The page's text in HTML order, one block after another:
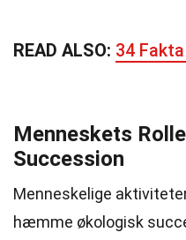
READ ALSO: 34
Menneskets
Succession
Menneskelige
hæmme økologisk